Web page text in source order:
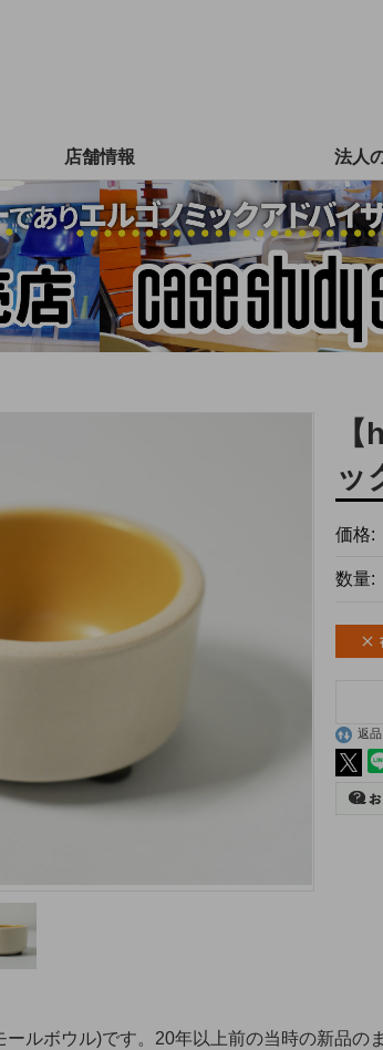
店舗情報 法人
ッ
価格:
数量:
返
ールボウル)です。20年以上前の当時の新品の